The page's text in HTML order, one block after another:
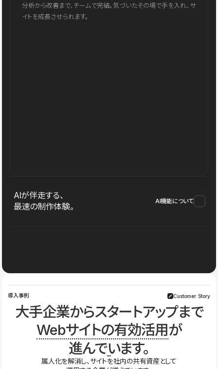
分析から改善まで、チームで完結。気づいたその場で手を入れ、サ
イトを成長させられます。
AIが伴走する、
最速の制作体験。
AI機能について
導入事例 Customer Story
大手企業からスタートアップまで
Webサイトの有効活用が
進んでいます。
属人化を解消し、サイトを社内の共有資産として